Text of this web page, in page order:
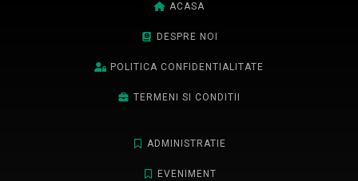
ACASA
DESPRE NOI
POLITICA CONFIDENTIALITATE
TERMENI SI CONDITII
ADMINISTRATIE
EVENIMENT